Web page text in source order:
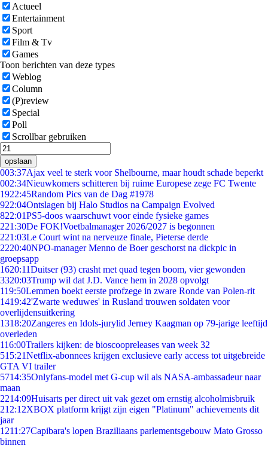
Actueel
Entertainment
Sport
Film & Tv
Games
Toon berichten van deze types
Weblog
Column
(P)review
Special
Poll
Scrollbar gebruiken
opslaan
003:37Ajax veel te sterk voor Shelbourne, maar houdt schade beperkt
002:34Nieuwkomers schitteren bij ruime Europese zege FC Twente
1922:45Random Pics van de Dag #1978
922:04Ontslagen bij Halo Studios na Campaign Evolved
822:01PS5-doos waarschuwt voor einde fysieke games
221:30De FOK!Voetbalmanager 2026/2027 is begonnen
221:03Le Court wint na nerveuze finale, Pieterse derde
2220:40NPO-manager Menno de Boer geschorst na dickpic in
groepsapp
1620:11Duitser (93) crasht met quad tegen boom, vier gewonden
3320:03Trump wil dat J.D. Vance hem in 2028 opvolgt
119:50Lemmen boekt eerste profzege in zware Ronde van Polen-rit
1419:42'Zwarte weduwes' in Rusland trouwen soldaten voor
overlijdensuitkering
1318:20Zangeres en Idols-jurylid Jerney Kaagman op 79-jarige leeftijd
overleden
116:00Trailers kijken: de bioscoopreleases van week 32
515:21Netflix-abonnees krijgen exclusieve early access tot uitgebreide
GTA VI trailer
5714:35Onlyfans-model met G-cup wil als NASA-ambassadeur naar
maan
2214:09Huisarts per direct uit vak gezet om ernstig alcoholmisbruik
212:12XBOX platform krijgt zijn eigen "Platinum" achievements dit
jaar
1211:27Capibara's lopen Braziliaans parlementsgebouw Mato Grosso
binnen